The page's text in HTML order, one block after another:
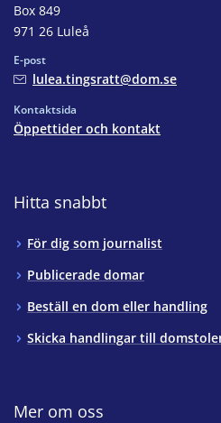
Box 849
971 26 Luleå
E-post
lulea.tingsratt@dom.se
Kontaktsida
Öppettider och kontakt
Hitta snabbt
För dig som journalist
Publicerade domar
Beställ en dom eller handling
Skicka handlingar till
Mer om oss